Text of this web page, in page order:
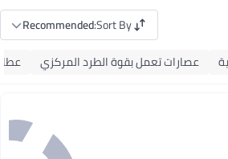
Sort By
:
Recommended
عصارات تعمل بقوة الطرد المركزي